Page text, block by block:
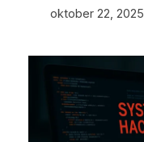
oktober 22, 2025